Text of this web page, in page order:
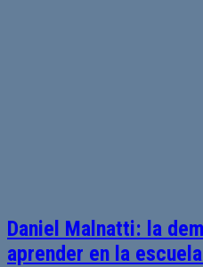
Daniel Malnatti: la
aprender en la